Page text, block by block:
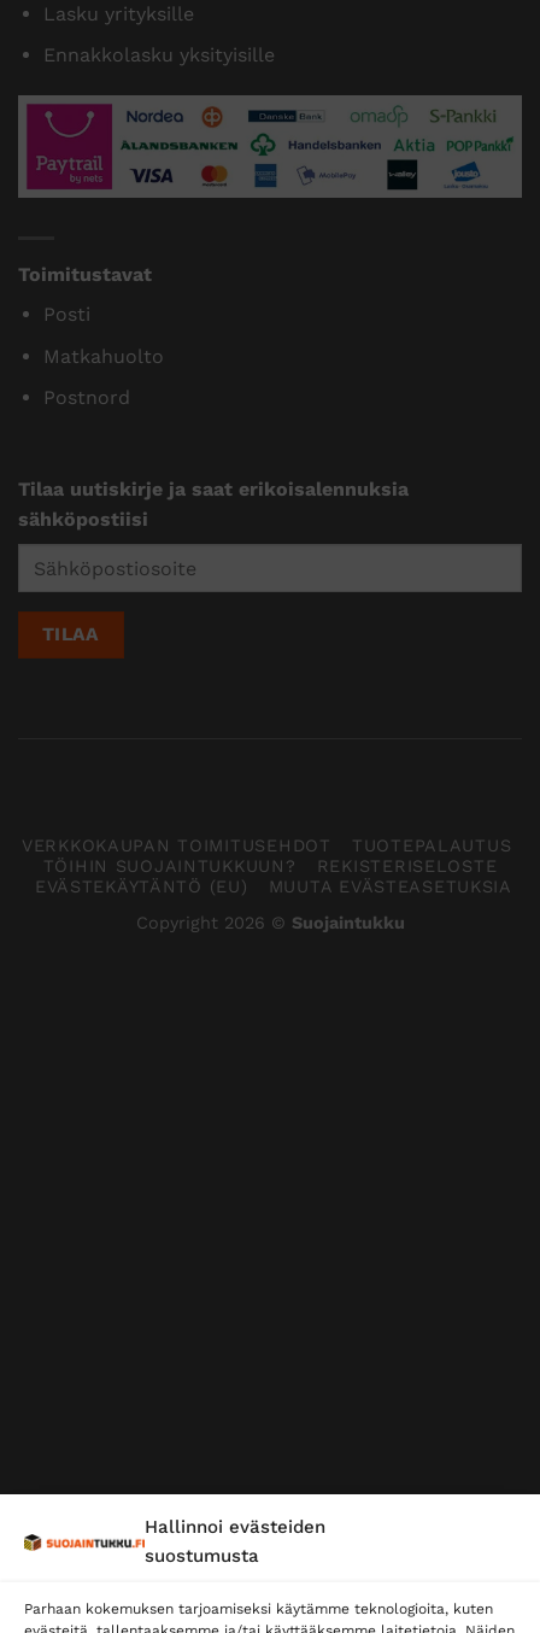
Hallinnoi evästeiden
suostumusta
Parhaan kokemuksen tarjoamiseksi käytämme teknologioita, kuten
Lasku yrityksille
Ennakkolasku yksityisille
Toimitustavat
Posti
Matkahuolto
Postnord
Tilaa uutiskirje ja saat erikoisalennuksia
sähköpostiisi
VERKKOKAUPAN TOIMITUSEHDOT
TUOTEPALAUTUS
TÖIHIN SUOJAINTUKKUUN?
REKISTERISELOSTE
EVÄSTEKÄYTÄNTÖ (EU)
MUUTA EVÄSTEASETUKSIA
Copyright 2026 © Suojaintukku